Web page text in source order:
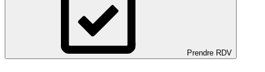
Prendre RDV